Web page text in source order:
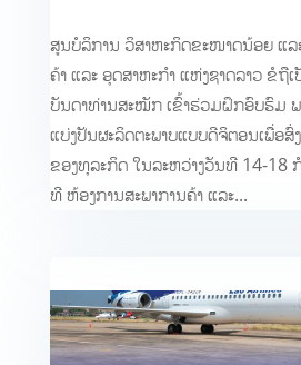
ສູນບໍລິການ ວິສາຫະກິດຂະໜາດນ້ອຍ ແລ
ຄ້າ ແລະ ອຸດສາຫະກຳ ແຫ່ງຊາດລາວ ຂໍຖື
ບັນດາທ່ານສະໝັກ ເຂົ້າຮ່ວມຝຶກອົບຮົມ
ແບ່ງປັນຜະລິດຕະພາບແບບດີຈິຕອນເພື່ອສົ່
ຂອງທຸລະກິດ ໃນລະຫວ່າງວັນທີ 14-18
ທີ ຫ້ອງການສະພາການຄ້າ ແລະ...